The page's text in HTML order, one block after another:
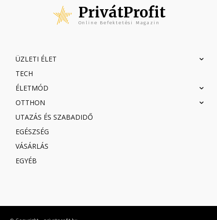
PrivátProfit
Online Befektetési Magazin
ÜZLETI ÉLET
TECH
ÉLETMÓD
OTTHON
UTAZÁS ÉS SZABADIDŐ
EGÉSZSÉG
VÁSÁRLÁS
EGYÉB